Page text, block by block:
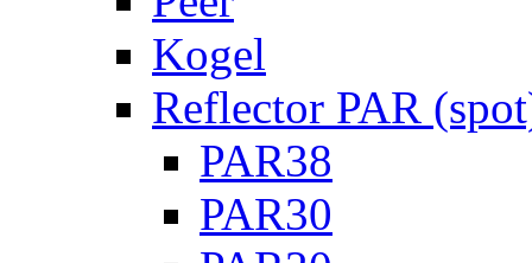
Kogel
Reflector PAR
PAR38
PAR30